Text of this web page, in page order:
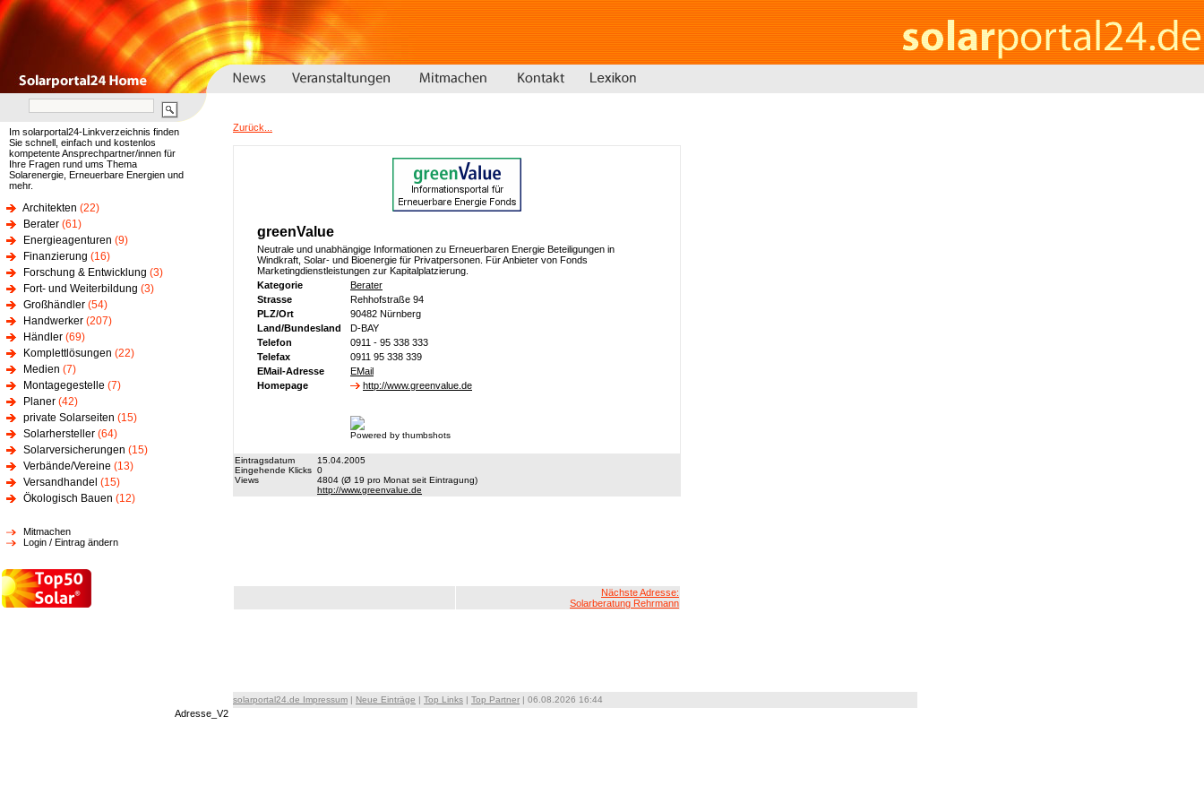
Im solarportal24-Linkverzeichnis finden
Sie schnell, einfach und kostenlos
kompetente Ansprechpartner/innen für
Ihre Fragen rund ums Thema
Solarenergie, Erneuerbare Energien und
mehr.
Architekten (22)
Berater (61)
Energieagenturen (9)
Finanzierung (16)
Forschung & Entwicklung (3)
Fort- und Weiterbildung (3)
Großhändler (54)
Handwerker (207)
Händler (69)
Komplettlösungen (22)
Medien (7)
Montagegestelle (7)
Planer (42)
private Solarseiten (15)
Solarhersteller (64)
Solarversicherungen (15)
Verbände/Vereine (13)
Versandhandel (15)
Ökologisch Bauen (12)
Mitmachen
Login / Eintrag ändern
Zurück...
greenValue
Neutrale und unabhängige Informationen zu Erneuerbaren Energie Beteiligungen in
Windkraft, Solar- und Bioenergie für Privatpersonen. Für Anbieter von Fonds
Marketingdienstleistungen zur Kapitalplatzierung.
Kategorie
Berater
Strasse
Rehhofstraße 94
PLZ/Ort
90482 Nürnberg
Land/Bundesland
D-BAY
Telefon
0911 - 95 338 333
Telefax
0911 95 338 339
EMail-Adresse
EMail
Homepage
http://www.greenvalue.de
Powered by thumbshots
Eintragsdatum
15.04.2005
Eingehende Klicks 0
Views
4804 (Ø 19 pro Monat seit Eintragung)
http://www.greenvalue.de
Nächste Adresse:
Solarberatung Rehrmann
solarportal24.de Impressum | Neue Einträge | Top Links | Top Partner | 06.08.2026 16:44
Adresse_V2